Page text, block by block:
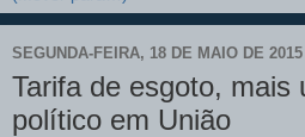
SEGUNDA-FEIRA, 18 DE MAIO DE 2015
Tarifa de esgoto, mais
político em União